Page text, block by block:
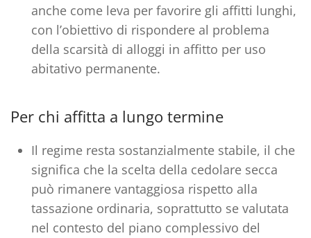
anche come leva per favorire gli affitti lunghi,
con l’obiettivo di rispondere al problema
della scarsità di alloggi in affitto per uso
abitativo permanente.
Per chi affitta a lungo termine
Il regime resta sostanzialmente stabile, il che
significa che la scelta della cedolare secca
può rimanere vantaggiosa rispetto alla
tassazione ordinaria, soprattutto se valutata
nel contesto del piano complessivo del